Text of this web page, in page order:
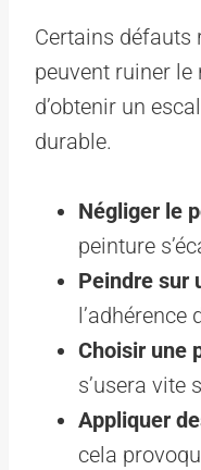
Certains défauts
peuvent ruiner
d’obtenir un
durable.
Négliger le
peinture
Peindre sur
l’adhérence
Choisir une
s’usera vite
Appliquer
cela